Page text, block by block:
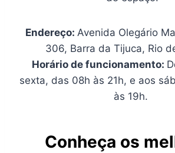
Endereço: Avenida Olegário
306, Barra da Tijuca, Rio
Horário de funcionamento:
sexta, das 08h às 21h, e aos
às 19h.
Conheça os